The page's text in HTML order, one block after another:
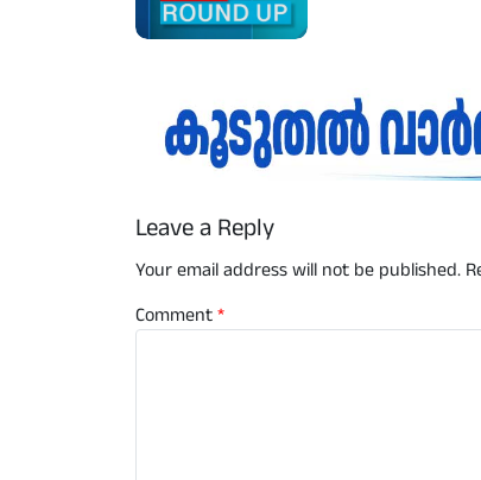
Leave a Reply
Your email address will not be published.
Comment*